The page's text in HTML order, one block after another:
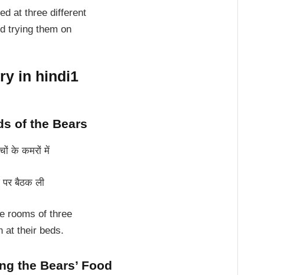
at three different
trying them on
of the Bears
के कमरों में
पर बैठक ली
rooms of three
at their beds.
the Bears’ Food